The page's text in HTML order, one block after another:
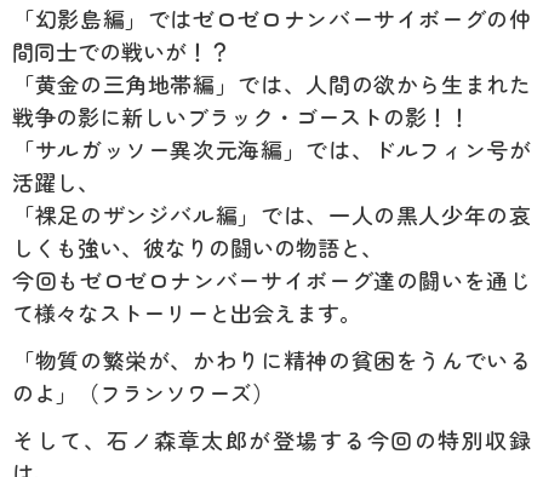
「幻影島編」ではゼロゼロナンバーサイボーグの仲
間同士での戦いが！？
「黄金の三角地帯編」では、人間の欲から生まれた
戦争の影に新しいブラック・ゴーストの影！！
「サルガッソー異次元海編」では、ドルフィン号が
活躍し、
「裸足のザンジバル編」では、一人の黒人少年の哀
しくも強い、彼なりの闘いの物語と、
今回もゼロゼロナンバーサイボーグ達の闘いを通じ
て様々なストーリーと出会えます。
「物質の繁栄が、かわりに精神の貧困をうんでいる
のよ」（フランソワーズ）
そして、石ノ森章太郎が登場する今回の特別収録